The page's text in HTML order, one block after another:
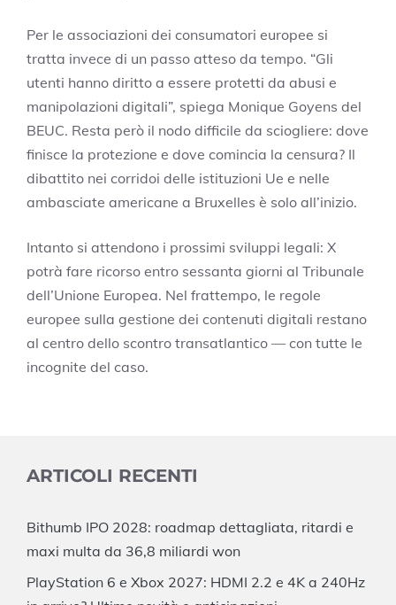
Per le associazioni dei consumatori europee si
tratta invece di un passo atteso da tempo. “Gli
utenti hanno diritto a essere protetti da abusi e
manipolazioni digitali”, spiega Monique Goyens del
BEUC. Resta però il nodo difficile da sciogliere: dove
finisce la protezione e dove comincia la censura? Il
dibattito nei corridoi delle istituzioni Ue e nelle
ambasciate americane a Bruxelles è solo all’inizio.
Intanto si attendono i prossimi sviluppi legali: X
potrà fare ricorso entro sessanta giorni al Tribunale
dell’Unione Europea. Nel frattempo, le regole
europee sulla gestione dei contenuti digitali restano
al centro dello scontro transatlantico — con tutte le
incognite del caso.
ARTICOLI RECENTI
Bithumb IPO 2028: roadmap dettagliata, ritardi e
maxi multa da 36,8 miliardi won
PlayStation 6 e Xbox 2027: HDMI 2.2 e 4K a 240Hz